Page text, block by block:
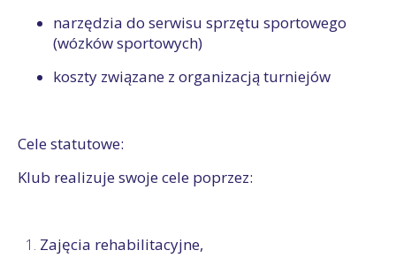
narzędzia do serwisu sprzętu sportowego
(wózków sportowych)
koszty związane z organizacją turniejów
Cele statutowe:
Klub realizuje swoje cele poprzez:
Zajęcia rehabilitacyjne,